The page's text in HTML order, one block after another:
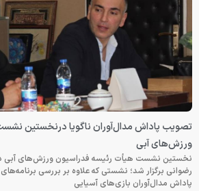
تصویب پاداش مدال‌آوران ناگویا درنخستین
ورزش‌های آبی
نخستین نشست هیأت رئیسه فدراسیون ورزش‌های آبی
رضوانی برگزار شد؛ نشستی که علاوه بر بررسی
پاداش مدال‌آوران بازی‌های آسیایی